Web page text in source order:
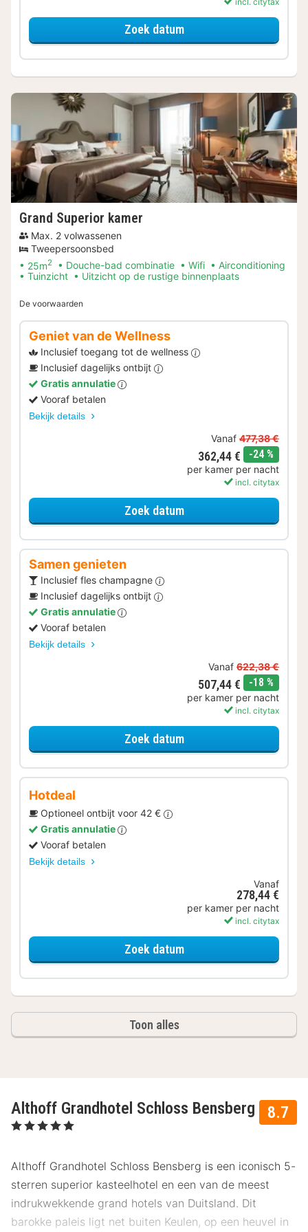
Zoek datumvoor Grand Lit Kamer -
Grand Superior kamer
Max. 2 volwassenen
Tweepersoonsbed
25m2 Douche-bad combinatie Wifi
Airconditioning
Tuinzicht
Uitzicht op de rustige binnenplaats
De voorwaarden
Geniet van de Wellness
Inclusief toegang tot de wellness
Inclusief dagelijks ontbijt
Gratis annulatie
Vooraf betalen
Bekijk details
Vanaf 477,38 €
362,44 € -24 %
per kamer per nacht
incl. citytax
Zoek datumvoor Geniet van de
Samen genieten
Inclusief fles champagne
Inclusief dagelijks ontbijt
Gratis annulatie
Vooraf betalen
Bekijk details
Vanaf 622,38 €
507,44 € -18 %
per kamer per nacht
incl. citytax
Zoek datumvoor Samen genieten
Hotdeal
Optioneel ontbijt voor 42 €
Gratis annulatie
Vooraf betalen
Bekijk details
Vanaf
278,44 €
per kamer per nacht
incl. citytax
Zoek datumvoor Grand Superior
Toon alles
8.7
Althoff Grandhotel Schloss Bensberg
, 5 Sterren
Althoff Grandhotel Schloss Bensberg is een iconisch 5-
sterren superior kasteelhotel en een van de meest
indrukwekkende grand hotels van Duitsland. Dit
barokke paleis ligt net buiten Keulen, op een heuvel in